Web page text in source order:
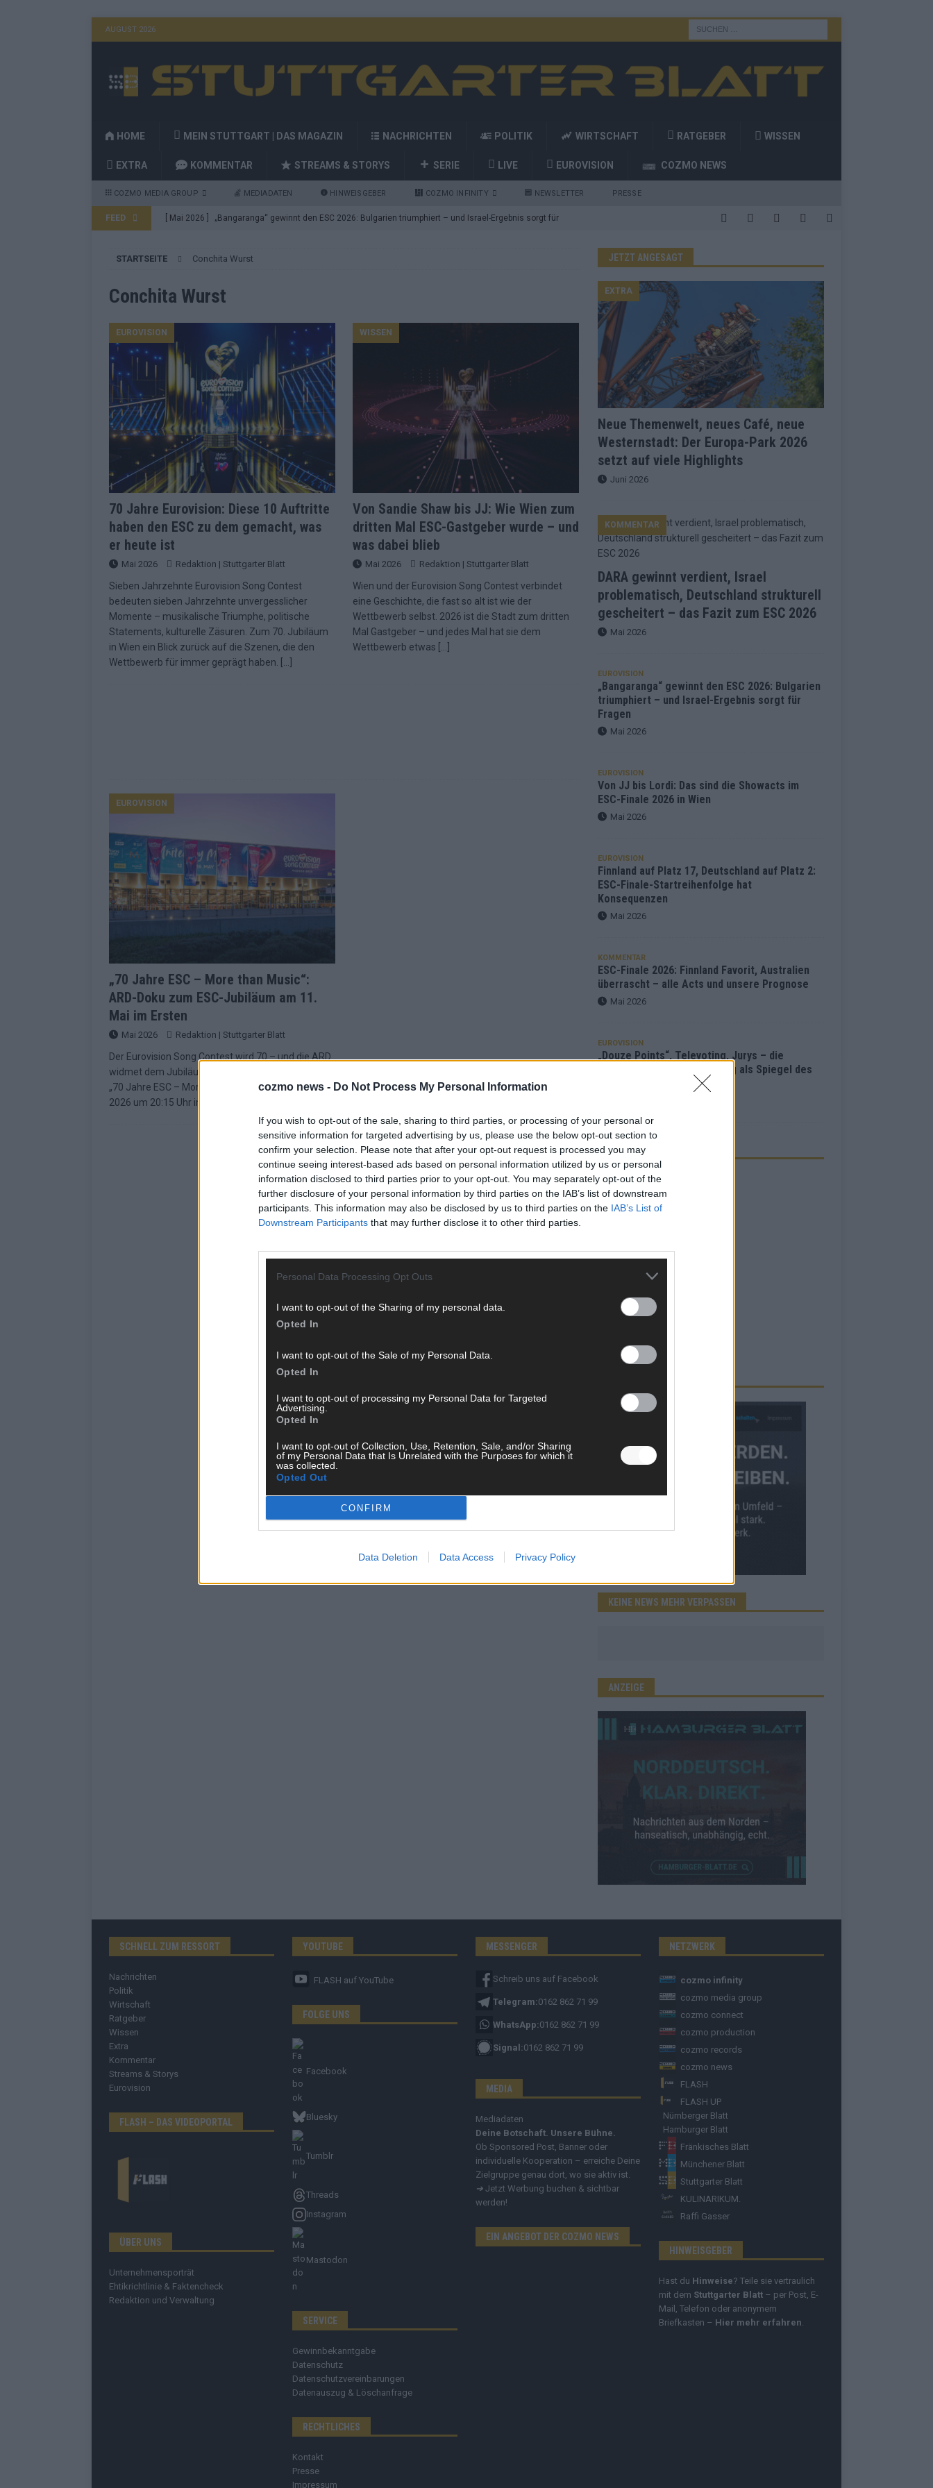
cozmo news - Do Not Process My Personal Information
If you wish to opt-out of the sale, sharing to third parties, or processing of your personal or
sensitive information for targeted advertising by us, please use the below opt-out section to
confirm your selection. Please note that after your opt-out request is processed you may
continue seeing interest-based ads based on personal information utilized by us or personal
information disclosed to third parties prior to your opt-out. You may separately opt-out of the
further disclosure of your personal information by third parties on the IAB’s list of downstream
participants. This information may also be disclosed by us to third parties on the IAB’s List of
Downstream Participants that may further disclose it to other third parties.
Personal Data Processing Opt Outs
I want to opt-out of the Sharing of my personal data.
Opted In
I want to opt-out of the Sale of my Personal Data.
Opted In
I want to opt-out of processing my Personal Data for Targeted
Advertising.
Opted In
I want to opt-out of Collection, Use, Retention, Sale, and/or Sharing
of my Personal Data that Is Unrelated with the Purposes for which it
was collected.
Opted Out
CONFIRM
Data Deletion Data Access Privacy Policy
AUGUST 2026
HOME MEIN STUTTGART | DAS MAGAZIN NACHRICHTEN POLITIK WIRTSCHAFT RATGEBER WISSEN
EXTRA KOMMENTAR STREAMS & STORYS SERIE LIVE EUROVISION COZMO NEWS
COZMO MEDIA GROUP MEDIADATEN HINWEISGEBER COZMO INFINITY NEWSLETTER PRESSE
FEED [ Mai 2026 ] „Bangaranga“ gewinnt den ESC 2026: Bulgarien triumphiert – und Israel-Ergebnis sorgt für
[ Mai 2026 ] Von JJ bis Lordi: Das sind die Showacts im ESC-Finale 2026 in Wien
[ Mai 2026 ] Finnland auf Platz 17, Deutschland auf Platz 2: ESC-Finale-Startreihenfolge hat
[ Mai 2026 ] ESC-Finale 2026: Finnland Favorit, Australien überrascht – alle Acts und unsere Prognose
KOMMENTAR
[ Mai 2026 ] „Douze Points“, Televoting, Jurys – die Geschichte der ESC-Wertung als Spiegel des
Wettbewerbs EUROVISION
[ Mai 2026 ] ESC-Finale komplett: 20 Qualifikanten, vier Big-Four-Länder, ein Gastgeber – alle Acts im
Überblick EUROVISION
[ Mai 2026 ] ESC 2026: JJ performt „Unknown“, Walzer zu kurz, Moderation zu provinziell – das Fazit zum
[ Mai 2026 ] Quoten vor ESC-Halbfinale 2: Dänemark vorne, Aserbaidschan chancenlos – Zypern
überrascht negativ
Neue Themenwelt, neues Café, neue Westernstadt: Der Europa-Park 2026 setzt auf viele
Highlights
[ Mai 2026 ] DARA gewinnt verdient, Israel problematisch, Deutschland strukturell gescheitert – das
Fazit zum ESC 2026 KOMMENTAR
STARTSEITE Conchita Wurst
Conchita Wurst
EUROVISION
70 Jahre Eurovision: Diese 10 Auftritte
haben den ESC zu dem gemacht, was
er heute ist
Mai 2026 Redaktion | Stuttgarter Blatt
Sieben Jahrzehnte Eurovision Song Contest
bedeuten sieben Jahrzehnte unvergesslicher
Momente – musikalische Triumphe, politische
Statements, kulturelle Zäsuren. Zum 70. Jubiläum
in Wien ein Blick zurück auf die Szenen, die den
Wettbewerb für immer geprägt haben.
WISSEN
Von Sandie Shaw bis JJ: Wie Wien zum
dritten Mal ESC-Gastgeber wurde – und
was dabei blieb
Mai 2026 Redaktion | Stuttgarter Blatt
Wien und der Eurovision Song Contest verbindet
eine Geschichte, die fast so alt ist wie der
Wettbewerb selbst. 2026 ist die Stadt zum dritten
Mal Gastgeber – und jedes Mal hat sie dem
Wettbewerb etwas
EUROVISION
„70 Jahre ESC – More than Music“:
ARD-Doku zum ESC-Jubiläum am 11.
Mai im Ersten
Mai 2026 Redaktion | Stuttgarter Blatt
Der Eurovision Song Contest wird 70 – und die ARD
widmet dem Jubiläum eine eigene Dokumentation.
„70 Jahre ESC – More than Music“ läuft am 11. Mai
2026 um 20:15 Uhr im Ersten und ist
JETZT ANGESAGT
Neue Themenwelt, neues Café, neue
Westernstadt: Der Europa-Park 2026
setzt auf viele Highlights
EXTRA
Juni 2026
DARA gewinnt verdient, Israel
problematisch, Deutschland strukturell
gescheitert – das Fazit zum ESC 2026
KOMMENTAR
Mai 2026
EUROVISION
„Bangaranga“ gewinnt den ESC 2026: Bulgarien
triumphiert – und Israel-Ergebnis sorgt für
Fragen
Mai 2026
EUROVISION
Von JJ bis Lordi: Das sind die Showacts im
ESC-Finale 2026 in Wien
Mai 2026
EUROVISION
Finnland auf Platz 17, Deutschland auf Platz 2:
ESC-Finale-Startreihenfolge hat
Konsequenzen
Mai 2026
KOMMENTAR
ESC-Finale 2026: Finnland Favorit, Australien
überrascht – alle Acts und unsere Prognose
Mai 2026
EUROVISION
„Douze Points“, Televoting, Jurys – die
Geschichte der ESC-Wertung als Spiegel des
ANZEIGE
KEINE NEWS MEHR VERPASSEN
ANZEIGE
SCHNELL ZUM RESSORT
Nachrichten
Politik
Wirtschaft
Ratgeber
Wissen
Extra
Kommentar
Streams & Storys
Eurovision
FLASH – DAS VIDEOPORTAL
ÜBER UNS
Unternehmensporträt
Ehtikrichtlinie & Faktencheck
Redaktion und Verwaltung
YOUTUBE
FLASH auf YouTube
FOLGE UNS
Facebook
Bluesky
Tumblr
Threads
Instagram
Mastodon
SERVICE
Gewinnbekanntgabe
Datenschutz
Datenschutzvereinbarungen
Datenauszug & Löschanfrage
RECHTLICHES
Kontakt
Presse
Impressum
MESSENGER
Schreib uns auf Facebook
Telegram:0162 862 71 99
WhatsApp:0162 862 71 99
Signal:0162 862 71 99
MEDIA
Mediadaten
Deine Botschaft. Unsere Bühne.
Ob Sponsored Post, Banner oder
individuelle Kooperation – erreiche Deine
Zielgruppe genau dort, wo sie aktiv ist.
➔ Jetzt Werbung buchen & sichtbar
werden!
EIN ANGEBOT DER COZMO NEWS
NETZWERK
cozmo infinity
cozmo media group
cozmo connect
cozmo production
cozmo records
cozmo news
FLASH
FLASH UP
Nürnberger Blatt
Hamburger Blatt
Fränkisches Blatt
Münchener Blatt
Stuttgarter Blatt
KULINARIKUM.
Raffi Gasser
HINWEISGEBER
Hast du Hinweise? Teile sie vertraulich
mit dem Stuttgarter Blatt – per Post, E-
Mail, Telefon oder anonymem
Briefkasten – Hier mehr erfahren.